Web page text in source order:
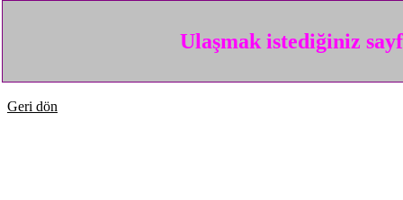
Ulaşmak istediğiniz
Geri dön